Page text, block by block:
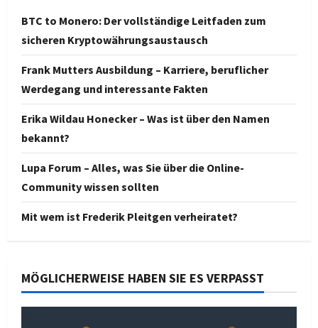
BTC to Monero: Der vollständige Leitfaden zum
sicheren Kryptowährungsaustausch
Frank Mutters Ausbildung – Karriere, beruflicher
Werdegang und interessante Fakten
Erika Wildau Honecker – Was ist über den Namen
bekannt?
Lupa Forum – Alles, was Sie über die Online-
Community wissen sollten
Mit wem ist Frederik Pleitgen verheiratet?
MÖGLICHERWEISE HABEN SIE ES VERPASST